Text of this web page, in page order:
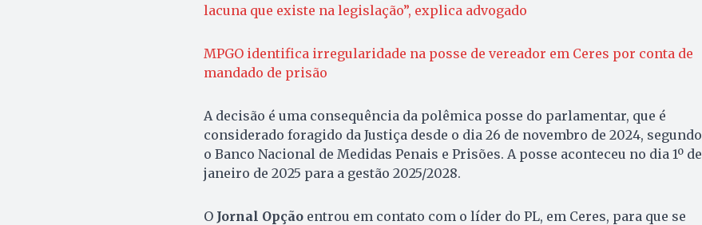
lacuna que existe na legislação”, explica advogado
MPGO identifica irregularidade na posse de vereador em Ceres por conta de
mandado de prisão
A decisão é uma consequência da polêmica posse do parlamentar, que é
considerado foragido da Justiça desde o dia 26 de novembro de 2024, segundo
o Banco Nacional de Medidas Penais e Prisões. A posse aconteceu no dia 1º de
janeiro de 2025 para a gestão 2025/2028.
O Jornal Opçãoentrou em contato com o líder do PL, em Ceres, para que se